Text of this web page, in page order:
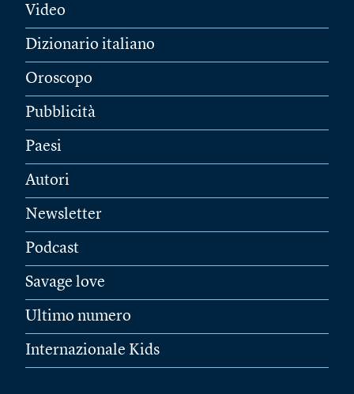
Video
Dizionario italiano
Oroscopo
Pubblicità
Paesi
Autori
Newsletter
Podcast
Savage love
Ultimo numero
Internazionale Kids